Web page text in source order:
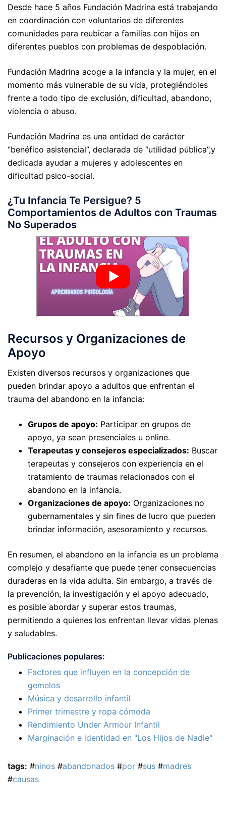
Desde hace 5 años Fundación Madrina está trabajando
en coordinación con voluntarios de diferentes
comunidades para reubicar a familias con hijos en
diferentes pueblos con problemas de despoblación.
Fundación Madrina acoge a la infancia y la mujer, en el
momento más vulnerable de su vida, protegiéndoles
frente a todo tipo de exclusión, dificultad, abandono,
violencia o abuso.
Fundación Madrina es una entidad de carácter
“benéfico asistencial”, declarada de “utilidad pública”,y
dedicada ayudar a mujeres y adolescentes en
dificultad psico-social.
¿Tu Infancia Te Persigue? 5
Comportamientos de Adultos con Traumas
No Superados
Recursos y Organizaciones de
Apoyo
Existen diversos recursos y organizaciones que
pueden brindar apoyo a adultos que enfrentan el
trauma del abandono en la infancia:
Grupos de apoyo: Participar en grupos de
apoyo, ya sean presenciales u online.
Terapeutas y consejeros especializados: Buscar
terapeutas y consejeros con experiencia en el
tratamiento de traumas relacionados con el
abandono en la infancia.
Organizaciones de apoyo: Organizaciones no
gubernamentales y sin fines de lucro que pueden
brindar información, asesoramiento y recursos.
En resumen, el abandono en la infancia es un problema
complejo y desafiante que puede tener consecuencias
duraderas en la vida adulta. Sin embargo, a través de
la prevención, la investigación y el apoyo adecuado,
es posible abordar y superar estos traumas,
permitiendo a quienes los enfrentan llevar vidas plenas
y saludables.
Publicaciones populares:
Factores que influyen en la concepción de
gemelos
Música y desarrollo infantil
Primer trimestre y ropa cómoda
Rendimiento Under Armour Infantil
Marginación e identidad en "Los Hijos de Nadie"
tags: #ninos #abandonados #por #sus #madres
#causas